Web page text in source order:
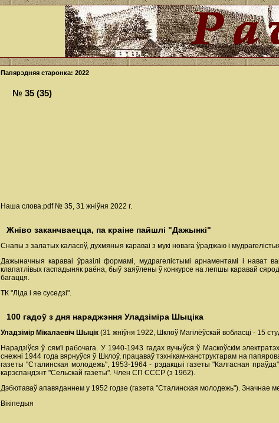
Папярэдняя старонка: 2022
№ 35 (35)
Наша слова.pdf № 35, 31 жніўня 2022 г.
Жніво заканчваецца, па краіне пайшлі "Дажынкі"
Снапы з залатых каласоў, духмяныя караваі з мукі новага ўраджаю і
Дажыначныя караваі ўразілі формамі, мудрагелістымі арнаментамі і
клапатлівых гаспадыняк раёна, быў заяўлены ў конкурсе на лепшы каравай
багацця.
ТК "Ліда і яе суседзі".
100 гадоў з дня нараджэння Уладзіміра Шыціка
Уладзімір Мікалаевіч Шыцік (31 жніўня 1922, Шклоў Магілёўскай вобласці - 15
Нарадзіўся ў сям'і рабочага. У 1940-1943 гадах вучыўся ў Маскоўскім
снежні 1944 года вярнуўся ў Шклоў, працаваў тэхнікам-канструктарам на
газеты "Сталинская молодежь", 1953-1964 - рэдакцыі газеты "Калгасная
карэспандэнт "Сельскай газеты". Член СП СССР (з 1962).
Дэбютаваў апавяданнем у 1952 годзе (газета "Сталинская молодежь"). Значнае
Вікіпедыя